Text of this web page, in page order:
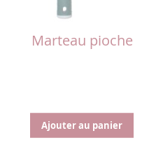
Marteau pioche
Ajouter au panier